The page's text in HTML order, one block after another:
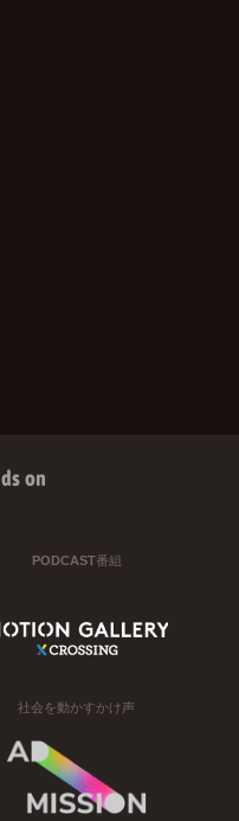
on
PODCAST番組
社会を動かすかけ声